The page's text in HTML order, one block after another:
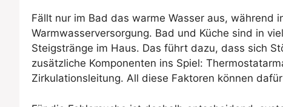
Fällt nur im Bad das warme Wasser aus,
Warmwasserversorgung. Bad und Küche sind in
Steigstränge im Haus. Das führt dazu, dass sich
zusätzliche Komponenten ins Spiel:
Zirkulationsleitung. All diese Faktoren können